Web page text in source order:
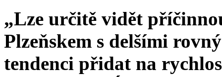
„Lze určitě vidět
Plzeňskem s delšími
tendenci přidat na